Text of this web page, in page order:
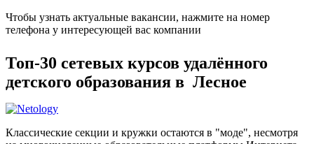
Чтобы узнать актуальные вакансии, нажмите на номер
телефона у интересующей вас компании
Топ-30 сетевых курсов удалённого
детского образования в Лесное
Классические секции и кружки остаются в "моде", несмотря